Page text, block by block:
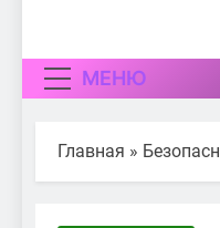
МЕНЮ
Главная »